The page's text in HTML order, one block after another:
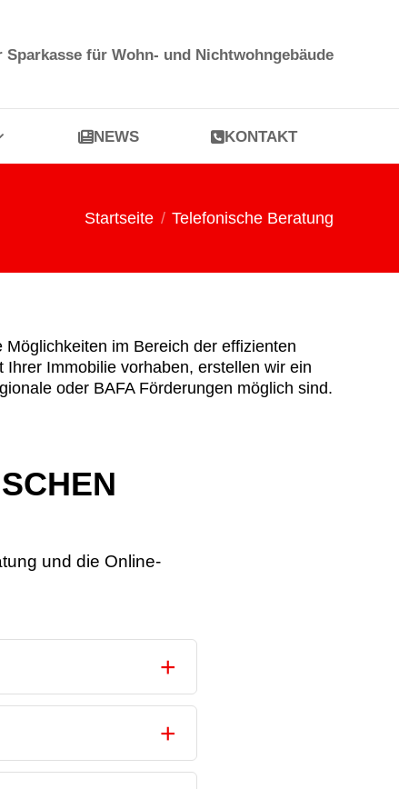
Sparkasse für Wohn- und Nichtwohngebäude
NEWS KONTAKT
Du bist hier:
Startseite Telefonische Beratung
im Bereich der effizienten
Immobilie vorhaben, erstellen wir ein
oder BAFA Förderungen möglich sind.
und die Online-